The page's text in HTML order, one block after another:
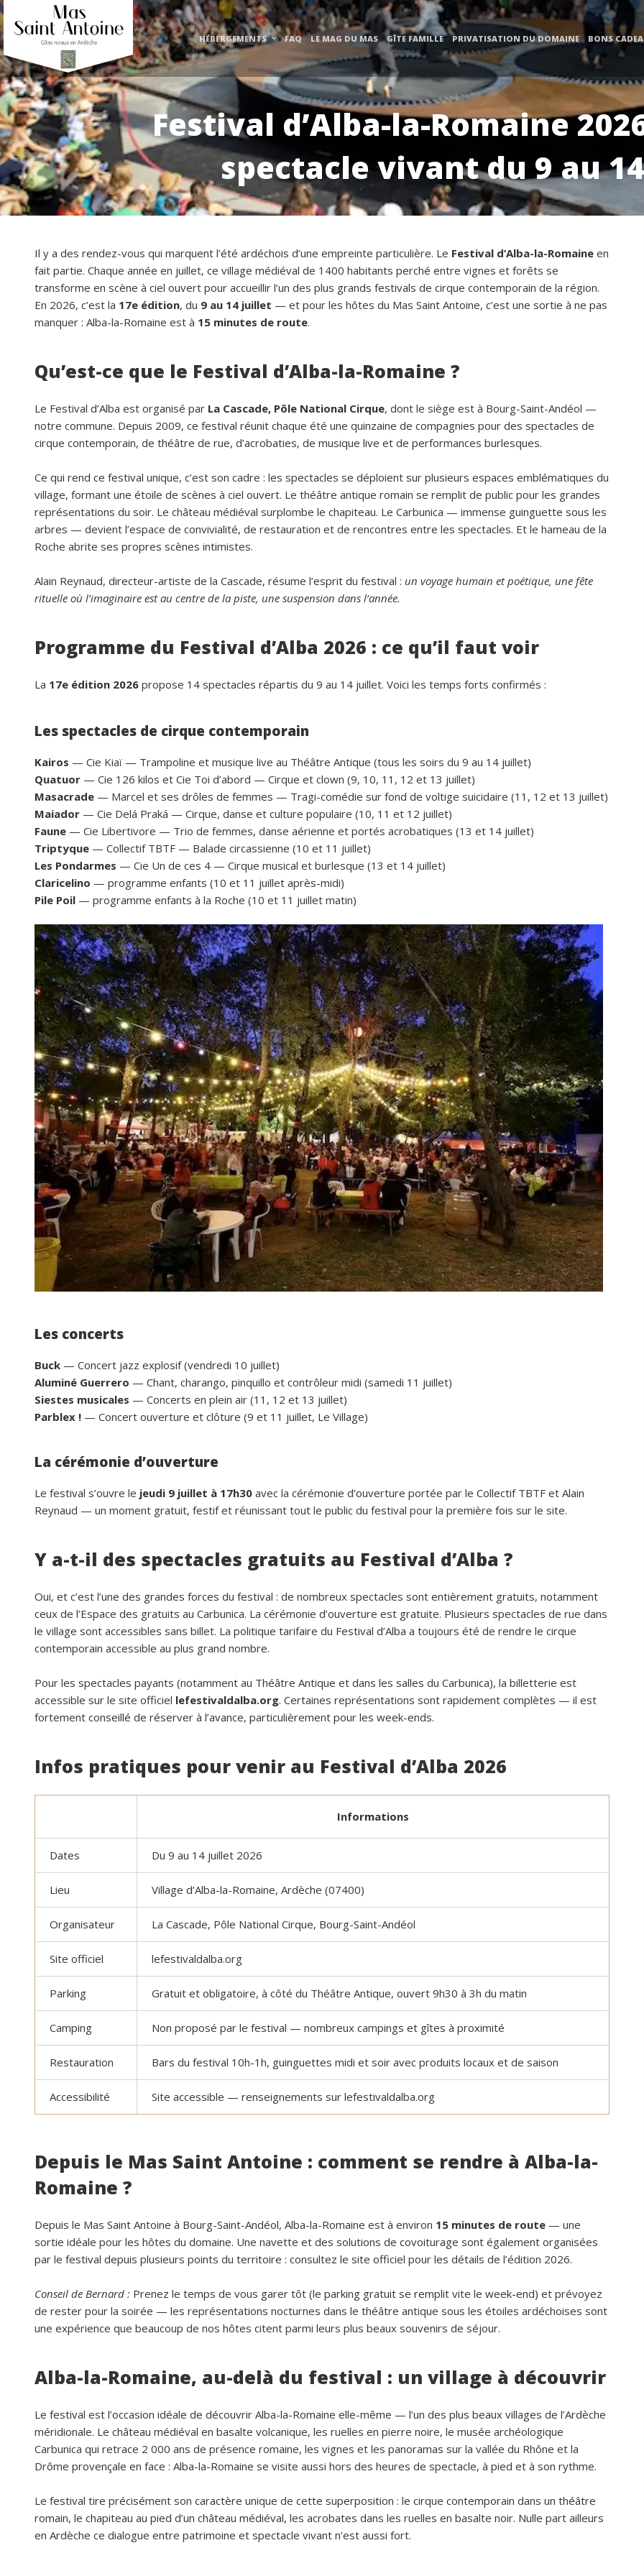
HÉBERGEMENTS FAQ LE MAG DU MAS GÎTE FAMILLE PRIVATISATION DU DOMAINE BONS
Festival d’Alba-la-Romaine
spectacle vivant du 9 au
Il y a des rendez-vous qui marquent l’été ardéchois d’une empreinte particulière. Le Festival d’Alba-la-Romaine en
fait partie. Chaque année en juillet, ce village médiéval de 1400 habitants perché entre vignes et forêts se
transforme en scène à ciel ouvert pour accueillir l’un des plus grands festivals de cirque contemporain de la région.
En 2026, c’est la 17e édition, du 9 au 14 juillet — et pour les hôtes du Mas Saint Antoine, c’est une sortie à ne pas
manquer : Alba-la-Romaine est à 15 minutes de route.
Qu’est-ce que le Festival d’Alba-la-Romaine ?
Le Festival d’Alba est organisé par La Cascade, Pôle National Cirque, dont le siège est à Bourg-Saint-Andéol —
notre commune. Depuis 2009, ce festival réunit chaque été une quinzaine de compagnies pour des spectacles de
cirque contemporain, de théâtre de rue, d’acrobaties, de musique live et de performances burlesques.
Ce qui rend ce festival unique, c’est son cadre : les spectacles se déploient sur plusieurs espaces emblématiques du
village, formant une étoile de scènes à ciel ouvert. Le théâtre antique romain se remplit de public pour les grandes
représentations du soir. Le château médiéval surplombe le chapiteau. Le Carbunica — immense guinguette sous les
arbres — devient l’espace de convivialité, de restauration et de rencontres entre les spectacles. Et le hameau de la
Roche abrite ses propres scènes intimistes.
Alain Reynaud, directeur-artiste de la Cascade, résume l’esprit du festival : un voyage humain et poétique, une fête
rituelle où l’imaginaire est au centre de la piste, une suspension dans l’année.
Programme du Festival d’Alba 2026 : ce qu’il faut voir
La 17e édition 2026 propose 14 spectacles répartis du 9 au 14 juillet. Voici les temps forts confirmés :
Les spectacles de cirque contemporain
Kairos — Cie Kiaï — Trampoline et musique live au Théâtre Antique (tous les soirs du 9 au 14 juillet)
Quatuor — Cie 126 kilos et Cie Toi d’abord — Cirque et clown (9, 10, 11, 12 et 13 juillet)
Masacrade — Marcel et ses drôles de femmes — Tragi-comédie sur fond de voltige suicidaire (11, 12 et 13 juillet)
Maiador — Cie Delá Praká — Cirque, danse et culture populaire (10, 11 et 12 juillet)
Faune — Cie Libertivore — Trio de femmes, danse aérienne et portés acrobatiques (13 et 14 juillet)
Triptyque — Collectif TBTF — Balade circassienne (10 et 11 juillet)
Les Pondarmes — Cie Un de ces 4 — Cirque musical et burlesque (13 et 14 juillet)
Claricelino — programme enfants (10 et 11 juillet après-midi)
Pile Poil — programme enfants à la Roche (10 et 11 juillet matin)
Les concerts
Buck — Concert jazz explosif (vendredi 10 juillet)
Aluminé Guerrero — Chant, charango, pinquillo et contrôleur midi (samedi 11 juillet)
Siestes musicales — Concerts en plein air (11, 12 et 13 juillet)
Parblex ! — Concert ouverture et clôture (9 et 11 juillet, Le Village)
La cérémonie d’ouverture
Le festival s’ouvre le jeudi 9 juillet à 17h30 avec la cérémonie d’ouverture portée par le Collectif TBTF et Alain
Reynaud — un moment gratuit, festif et réunissant tout le public du festival pour la première fois sur le site.
Y a-t-il des spectacles gratuits au Festival d’Alba ?
Oui, et c’est l’une des grandes forces du festival : de nombreux spectacles sont entièrement gratuits, notamment
ceux de l’Espace des gratuits au Carbunica. La cérémonie d’ouverture est gratuite. Plusieurs spectacles de rue dans
le village sont accessibles sans billet. La politique tarifaire du Festival d’Alba a toujours été de rendre le cirque
contemporain accessible au plus grand nombre.
Pour les spectacles payants (notamment au Théâtre Antique et dans les salles du Carbunica), la billetterie est
accessible sur le site officiel lefestivaldalba.org. Certaines représentations sont rapidement complètes — il est
fortement conseillé de réserver à l’avance, particulièrement pour les week-ends.
Infos pratiques pour venir au Festival d’Alba 2026
Informations
Dates Du 9 au 14 juillet 2026
Lieu Village d’Alba-la-Romaine, Ardèche (07400)
Organisateur La Cascade, Pôle National Cirque, Bourg-Saint-Andéol
Site officiel lefestivaldalba.org
Parking Gratuit et obligatoire, à côté du Théâtre Antique, ouvert 9h30 à 3h du matin
Camping Non proposé par le festival — nombreux campings et gîtes à proximité
Restauration Bars du festival 10h-1h, guinguettes midi et soir avec produits locaux et de saison
Accessibilité Site accessible — renseignements sur lefestivaldalba.org
Depuis le Mas Saint Antoine : comment se rendre à Alba-la-
Romaine ?
Depuis le Mas Saint Antoine à Bourg-Saint-Andéol, Alba-la-Romaine est à environ 15 minutes de route — une
sortie idéale pour les hôtes du domaine. Une navette et des solutions de covoiturage sont également organisées
par le festival depuis plusieurs points du territoire : consultez le site officiel pour les détails de l’édition 2026.
Conseil de Bernard : Prenez le temps de vous garer tôt (le parking gratuit se remplit vite le week-end) et prévoyez
de rester pour la soirée — les représentations nocturnes dans le théâtre antique sous les étoiles ardéchoises sont
une expérience que beaucoup de nos hôtes citent parmi leurs plus beaux souvenirs de séjour.
Alba-la-Romaine, au-delà du festival : un village à découvrir
Le festival est l’occasion idéale de découvrir Alba-la-Romaine elle-même — l’un des plus beaux villages de l’Ardèche
méridionale. Le château médiéval en basalte volcanique, les ruelles en pierre noire, le musée archéologique
Carbunica qui retrace 2 000 ans de présence romaine, les vignes et les panoramas sur la vallée du Rhône et la
Drôme provençale en face : Alba-la-Romaine se visite aussi hors des heures de spectacle, à pied et à son rythme.
Le festival tire précisément son caractère unique de cette superposition : le cirque contemporain dans un théâtre
romain, le chapiteau au pied d’un château médiéval, les acrobates dans les ruelles en basalte noir. Nulle part ailleurs
en Ardèche ce dialogue entre patrimoine et spectacle vivant n’est aussi fort.
Dominique Rollin
il y a 26 jours
Privatisation du domaine complet.Un très
bon accueil des propriétaires.Des
prestations ( paella, canoë....),que nous
avons tous apprécié.Des couchages
confortables.Nous reviendrons avec
grand plaisir.Merci
Denis Mairesse
il y a 3 mois
Nous avons privatisé le Mas Saint-
Antoine pour un week-end familial
réunissant 25 personnes à l’occasion
80 ans de nos parents, et tout s’est
parfaitement déroulé du début à la
domaine est superbe, très bien
entretenu, au calme, au cœur de
l’Ardèche méridionale, avec une vraie
ambiance conviviale et familiale. Les
différents gîtes permettent à chacun
d’avoir son espace tout en gardant un
vrai lieu de rassemblement pour
partager les repas et les activités.Un
immense merci également aux
propriétaires pour leur disponibilité,
écoute et leur gentillesse tout au
l’organisation. Nous avons été très
accompagnés avant le week-end
faire dans les environs.Nous gardons
très beau souvenir de ce week-end
contrainte du week-end concerne la
encore de bacs d’ordures
de tri directement sur le domaine et
faut se rendre au village. Cela ne